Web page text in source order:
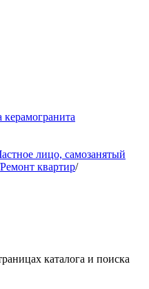
лицо, самозанятый
Ремонт квартир/
каталога и поиска